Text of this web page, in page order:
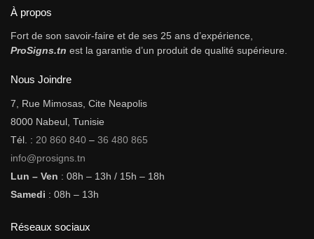
À propos
Fort de son savoir-faire et de ses 25 ans d’expérience,
ProSigns.tn est la garantie d’un produit de qualité supérieure.
Nous Joindre
7, Rue Mimosas, Cite Neapolis
8000 Nabeul, Tunisie
Tél. : 20 860 840 – 36 480 865
info@prosigns.tn
Lun – Ven : 08h – 13h / 15h – 18h
Samedi : 08h – 13h
Réseaux sociaux